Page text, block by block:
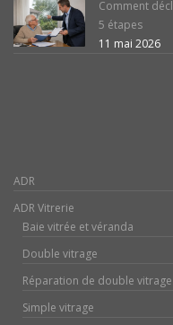
Comment
5 étapes
11 mai 2026
ADR
ADR Vitrerie
Baie vitrée et véranda
Double vitrage
Réparation de double
Simple vitrage